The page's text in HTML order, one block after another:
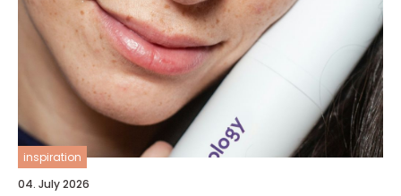
inspiration
04. July 2026